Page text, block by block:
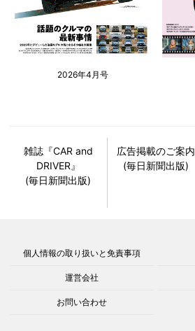
2026年4月号
雑誌『CAR and
DRIVER』
(毎日新聞出版)
広告掲載のご案内
(毎日新聞出版)
個人情報の取り扱いと免責事項
運営会社
お問い合わせ